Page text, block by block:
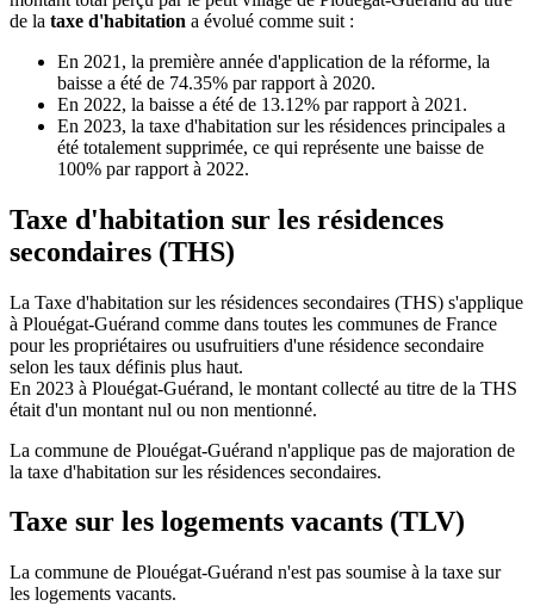
de la taxe d'habitation a évolué comme suit :
En 2021, la première année d'application de la réforme, la
baisse a été de 74.35% par rapport à 2020.
En 2022, la baisse a été de 13.12% par rapport à 2021.
En 2023, la taxe d'habitation sur les résidences principales a
été totalement supprimée, ce qui représente une baisse de
100% par rapport à 2022.
Taxe d'habitation sur les résidences
secondaires (THS)
La Taxe d'habitation sur les résidences secondaires (THS) s'applique
à Plouégat-Guérand comme dans toutes les communes de France
pour les propriétaires ou usufruitiers d'une résidence secondaire
selon les taux définis plus haut.
En 2023 à Plouégat-Guérand, le montant collecté au titre de la THS
était d'un montant nul ou non mentionné.
La commune de Plouégat-Guérand n'applique pas de majoration de
la taxe d'habitation sur les résidences secondaires.
Taxe sur les logements vacants (TLV)
La commune de Plouégat-Guérand n'est pas soumise à la taxe sur
les logements vacants.